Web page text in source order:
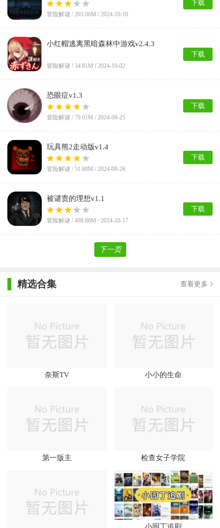
冒险解谜 / 203.06M / 2024-10-10
下载
小红帽逃离黑暗森林中游戏v2.4.3
冒险解谜 / 34.81M / 2024-10-02
下载
恐眼症v1.3
冒险解谜 / 79.01M / 2024-09-25
下载
玩具熊2走动版v1.4
冒险解谜 / 51.80M / 2024-09-26
下载
被谴责的理想v1.1
冒险解谜 / 498.88M / 2024-10-17
下载
下一页
精选合集 查看更多
奈斯TV 小小的生命
第一版主 检查女子学院
小园丁追剧